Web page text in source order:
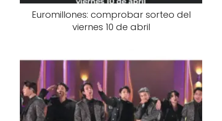
Euromillones: comprobar sorteo del
viernes 10 de abril